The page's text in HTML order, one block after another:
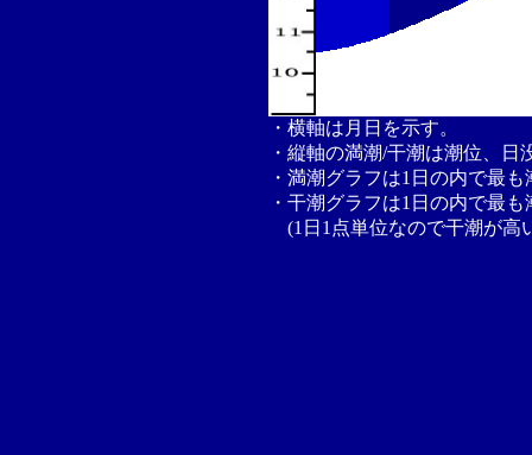
・横軸は月日を示す。
・縦軸の満潮/干潮は潮位、
・満潮グラフは1日の内で最
・干潮グラフは1日の内で最
(1日1点単位なので干潮が高